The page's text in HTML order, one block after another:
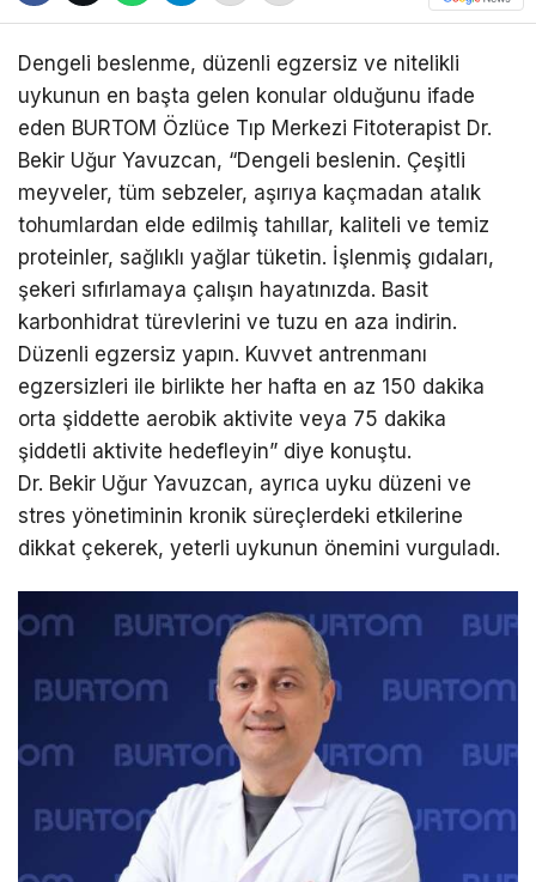
Dengeli beslenme, düzenli egzersiz ve nitelikli
uykunun en başta gelen konular olduğunu ifade
eden BURTOM Özlüce Tıp Merkezi Fitoterapist Dr.
Bekir Uğur Yavuzcan, “Dengeli beslenin. Çeşitli
meyveler, tüm sebzeler, aşırıya kaçmadan atalık
tohumlardan elde edilmiş tahıllar, kaliteli ve temiz
proteinler, sağlıklı yağlar tüketin. İşlenmiş gıdaları,
şekeri sıfırlamaya çalışın hayatınızda. Basit
karbonhidrat türevlerini ve tuzu en aza indirin.
Düzenli egzersiz yapın. Kuvvet antrenmanı
egzersizleri ile birlikte her hafta en az 150 dakika
orta şiddette aerobik aktivite veya 75 dakika
şiddetli aktivite hedefleyin” diye konuştu.
Dr. Bekir Uğur Yavuzcan, ayrıca uyku düzeni ve
stres yönetiminin kronik süreçlerdeki etkilerine
dikkat çekerek, yeterli uykunun önemini vurguladı.